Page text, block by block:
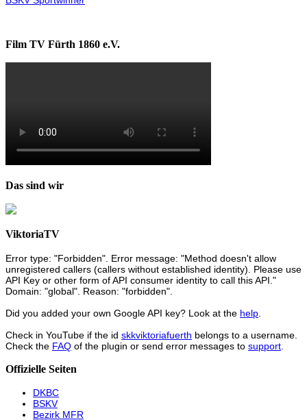
Film TV Fürth 1860 e.V.
Das sind wir
ViktoriaTV
Error type: "Forbidden". Error message: "Method doesn't allow
unregistered callers (callers without established identity). Please use
API Key or other form of API consumer identity to call this API."
Domain: "global". Reason: "forbidden".
Did you added your own Google API key? Look at the help
Check in YouTube if the id skkviktoriafuerth belongs to a username.
Check the FAQ of the plugin or send error messages to support
Offizielle Seiten
DKBC
BSKV
Bezirk MFR